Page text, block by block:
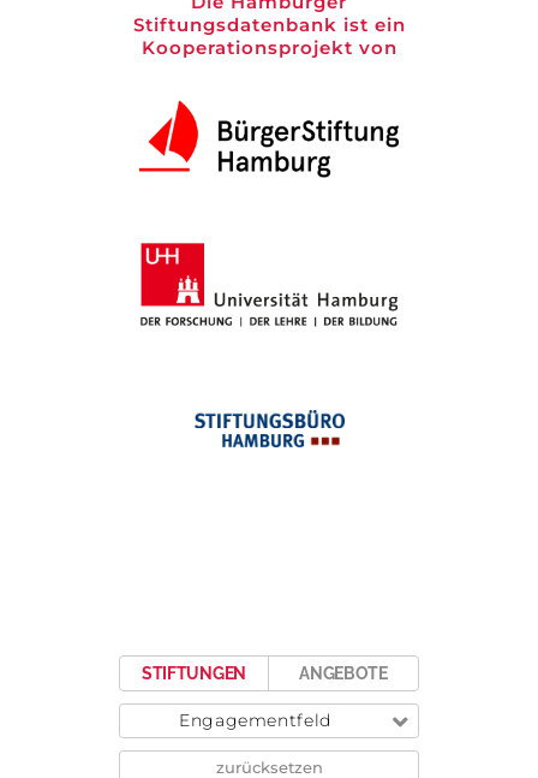
Stiftungsdatenbank ist ein
Kooperationsprojekt von
STIFTUNGEN ANGEBOTE
Engagementfeld
zurücksetzen